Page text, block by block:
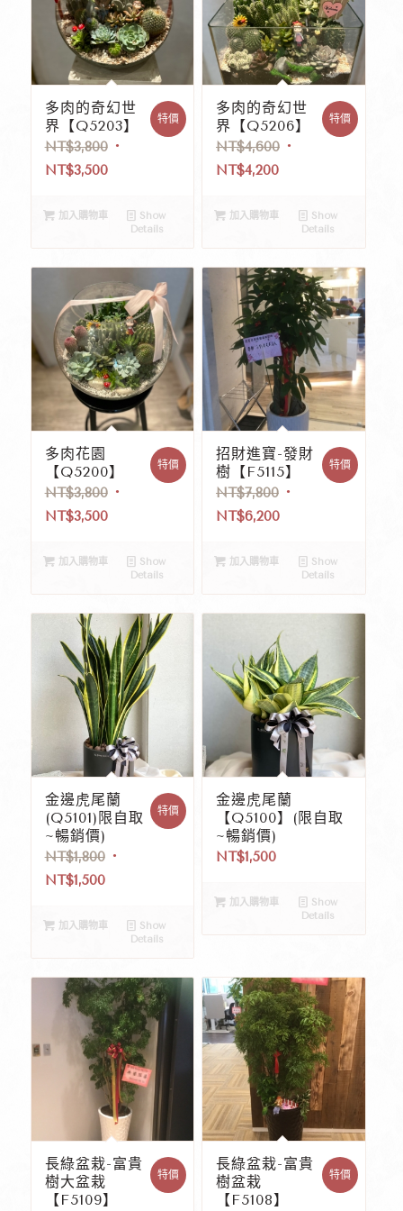
多肉的奇幻世
界【Q5203】
NT$3,800
NT$3,500
特價
加入購物車
Show
Details
多肉的奇幻世
界【Q5206】
NT$4,600
NT$4,200
特價
加入購物車
Show
Details
多肉花園
【Q5200】
NT$3,800
NT$3,500
特價
加入購物車
Show
Details
招財進寶-發財
樹【F5115】
NT$7,800
NT$6,200
特價
加入購物車
Show
Details
金邊虎尾蘭
(Q5101)限自取
~暢銷價)
NT$1,800
NT$1,500
特價
加入購物車
Show
Details
金邊虎尾蘭
【Q5100】(限自取
~暢銷價)
NT$1,500
加入購物車
Show
Details
長綠盆栽-富貴
樹大盆栽
【F5109】
特價
長綠盆栽-富貴
樹盆栽
【F5108】
特價